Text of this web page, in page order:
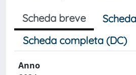
Scheda breve
Scheda completa (DC)
Anno